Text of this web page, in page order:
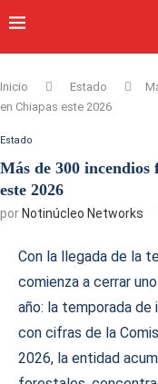
Inicio Estado
en Chiapas este 2026
Estado
Más de 300 incendios
este 2026
por Notinúcleo Networks
Con la llegada de la
comienza a cerrar
año: la temporada
con cifras de la
2026, la entidad